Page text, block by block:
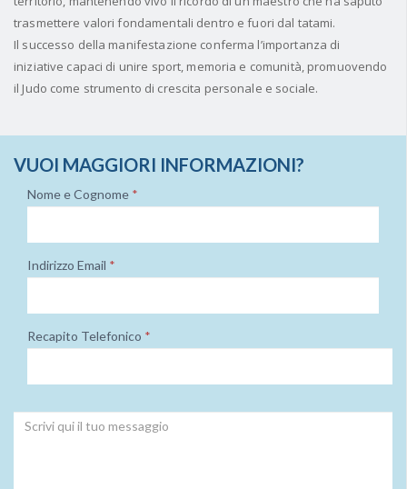
trasmettere valori fondamentali dentro e fuori dal tatami.
Il successo della manifestazione conferma l’importanza di
iniziative capaci di unire sport, memoria e comunità, promuovendo
il Judo come strumento di crescita personale e sociale.
VUOI MAGGIORI INFORMAZIONI?
Nome e Cognome *
Indirizzo Email *
Recapito Telefonico *